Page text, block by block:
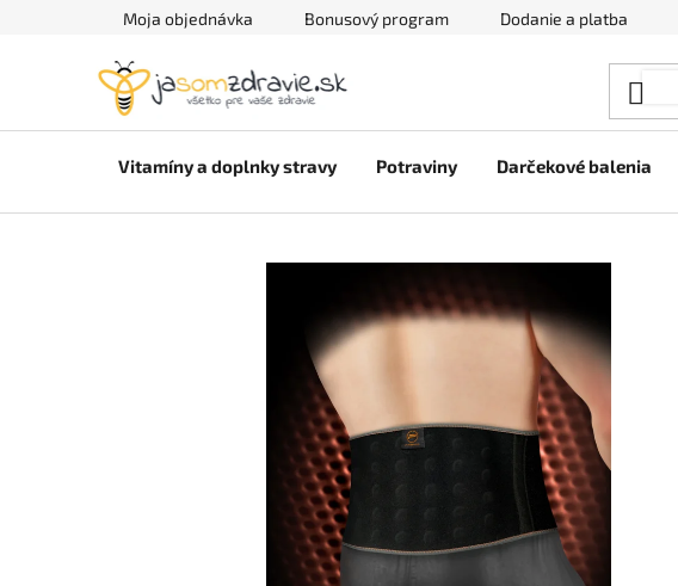
Moja objednávka Bonusový program Dodanie a platba
Vitamíny a doplnky stravy Potraviny Darčekové balenia